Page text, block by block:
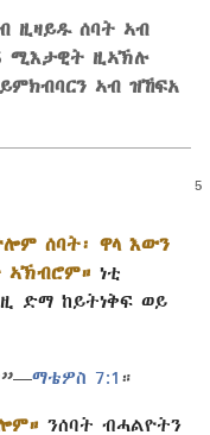
ዚዛይዱ ሰባት ኣብ
ሚእታዊት ዚኣኽሉ
ኣብ ዝኸፍአ
ሰባት፡ ዋላ እውን
ኣኽብሮም። ነቲ
ድማ ከይትነቅፍ ወይ
ማቴዎስ 7:1 ።
ንሰባት ብሓልዮትን